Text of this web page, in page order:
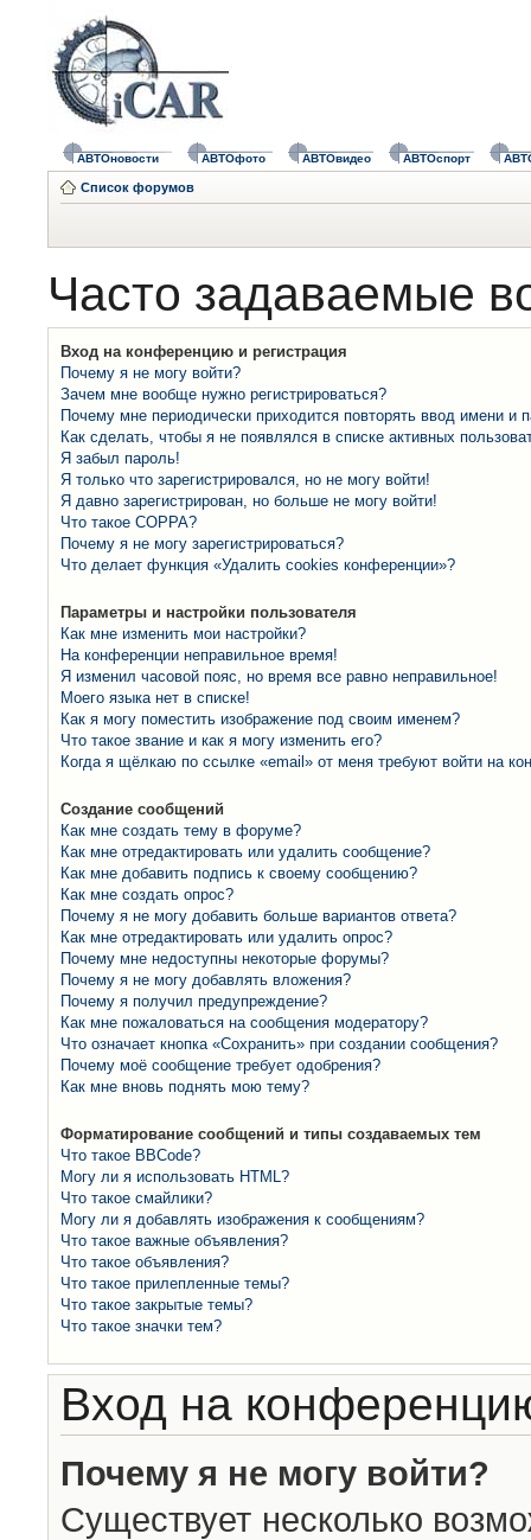
АВТОновости АВТОфото АВТОвидео АВТОспорт
Список форумов
Часто задаваемые
Вход на конференцию и регистрация
Почему я не могу войти?
Зачем мне вообще нужно регистрироваться?
Почему мне периодически приходится повторять ввод имени и
Как сделать, чтобы я не появлялся в списке активных
Я забыл пароль!
Я только что зарегистрировался, но не могу войти!
Я давно зарегистрирован, но больше не могу войти!
Что такое COPPA?
Почему я не могу зарегистрироваться?
Что делает функция «Удалить cookies конференции»?
Параметры и настройки пользователя
Как мне изменить мои настройки?
На конференции неправильное время!
Я изменил часовой пояс, но время все равно неправильное!
Моего языка нет в списке!
Как я могу поместить изображение под своим именем?
Что такое звание и как я могу изменить его?
Когда я щёлкаю по ссылке «email» от меня требуют войти на
Создание сообщений
Как мне создать тему в форуме?
Как мне отредактировать или удалить сообщение?
Как мне добавить подпись к своему сообщению?
Как мне создать опрос?
Почему я не могу добавить больше вариантов ответа?
Как мне отредактировать или удалить опрос?
Почему мне недоступны некоторые форумы?
Почему я не могу добавлять вложения?
Почему я получил предупреждение?
Как мне пожаловаться на сообщения модератору?
Что означает кнопка «Сохранить» при создании сообщения?
Почему моё сообщение требует одобрения?
Как мне вновь поднять мою тему?
Форматирование сообщений и типы создаваемых тем
Что такое BBCode?
Могу ли я использовать HTML?
Что такое смайлики?
Могу ли я добавлять изображения к сообщениям?
Что такое важные объявления?
Что такое объявления?
Что такое прилепленные темы?
Что такое закрытые темы?
Что такое значки тем?
Вход на
Почему я не могу войти?
Существует несколько